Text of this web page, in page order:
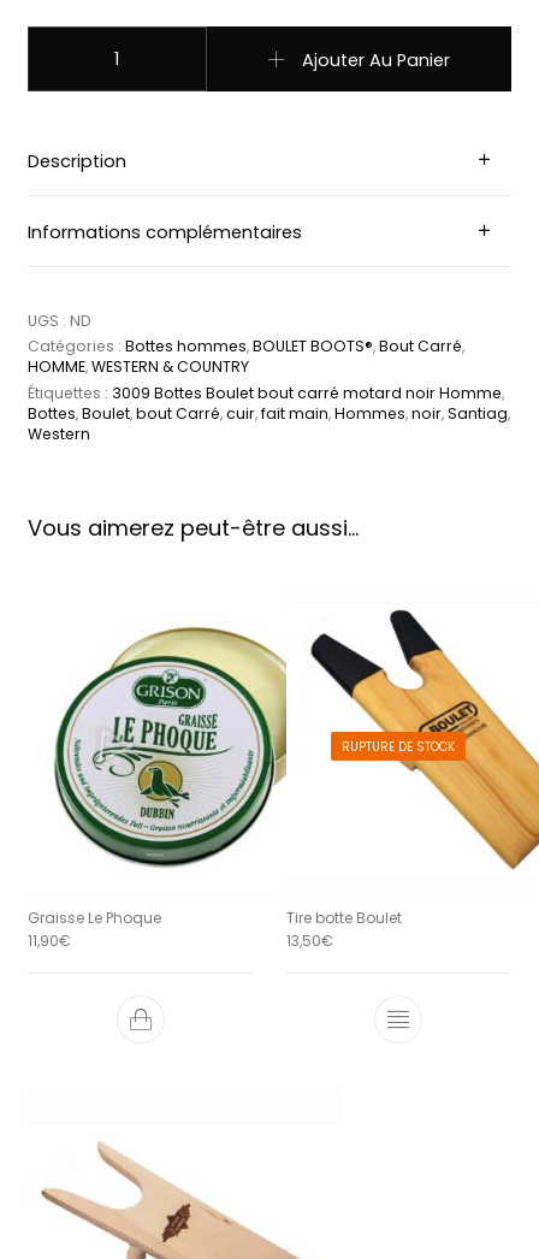
Ajouter Au Panier
Description
Informations complémentaires
UGS : ND
Catégories : Bottes hommes,BOULET BOOTS®,Bout Carré,
HOMME,WESTERN & COUNTRY
Étiquettes : 3009 Bottes Boulet bout carré motard noir Homme,
Bottes,Boulet,bout Carré,cuir,fait main,Hommes,noir,Santiag,
Western
Vous aimerez peut-être aussi…
Graisse Le Phoque
11,90€
RUPTURE DE STOCK
Tire botte Boulet
13,50€